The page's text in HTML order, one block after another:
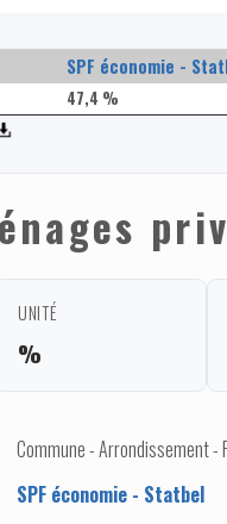
SPF économie -
47,4 %
UNITÉ
%
Commune - Arrondissement -
SPF économie - Statbel